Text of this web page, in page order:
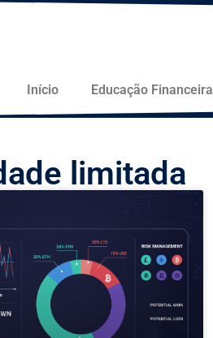
Início Educação Financeira
limitada